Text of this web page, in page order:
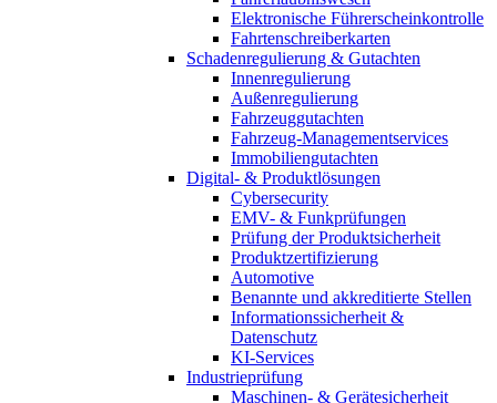
Elektronische Führerscheinkontrolle
Fahrtenschreiberkarten
Schadenregulierung & Gutachten
Innenregulierung
Außenregulierung
Fahrzeuggutachten
Fahrzeug-Managementservices
Immobiliengutachten
Digital- & Produktlösungen
Cybersecurity
EMV- & Funkprüfungen
Prüfung der Produktsicherheit
Produktzertifizierung
Automotive
Benannte und akkreditierte Stellen
Informationssicherheit &
Datenschutz
KI-Services
Industrieprüfung
Maschinen- & Gerätesicherheit